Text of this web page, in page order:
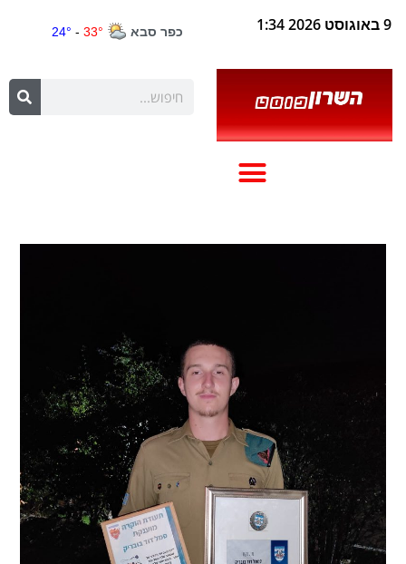
9 באוגוסט 2026 1:34